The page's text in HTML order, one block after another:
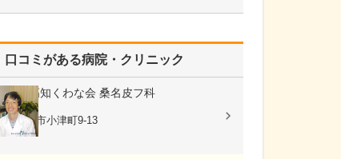
口コミがある病院・クリニック
法人高知くわな会 桑名皮フ科
科
県高知市小津町9-13